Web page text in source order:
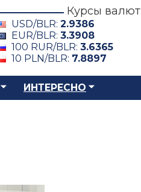
Курсы валют
USD/BLR: 2.9386
EUR/BLR: 3.3908
100 RUR/BLR: 3.6365
10 PLN/BLR: 7.8897
ИНТЕРЕСНО